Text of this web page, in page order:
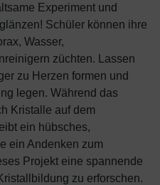
Experiment und
Schüler können ihre
Wasser,
züchten. Lassen
zu Herzen formen und
legen. Während das
Kristalle auf dem
ein hübsches,
ein Andenken zum
Projekt eine spannende
zu erforschen.